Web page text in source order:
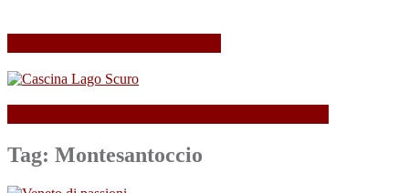
Tag: Montesantoccio